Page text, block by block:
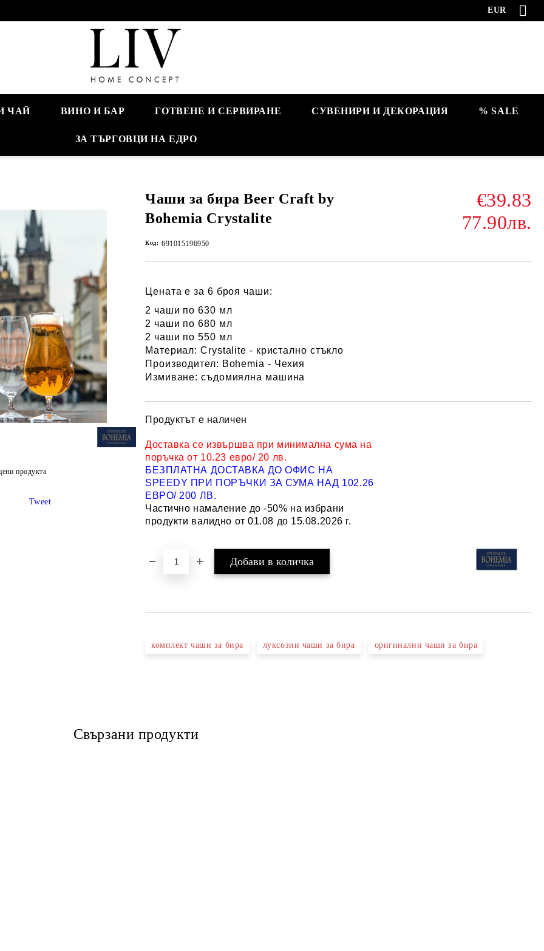
EUR
ЧАЙ ВИНО И БАР ГОТВЕНЕ И СЕРВИРАНЕ СУВЕНИРИ И ДЕКОРАЦИЯ % SALE
ЗА ТЪРГОВЦИ НА ЕДРО
Чаши за бира Beer Craft by
Bohemia Crystalite
€39.83
77.90лв.
Код: 691015196950
Цената е за 6 броя чаши:
2 чаши по 630 мл
2 чаши по 680 мл
2 чаши по 550 мл
Материал: Crystalite - кристално стъкло
Производител: Bohemia - Чехия
Измиване: съдомиялна машина
Продуктът е наличен
Доставка се извършва при минимална сума на
поръчка от 10.23 евро/ 20 лв.
БЕЗПЛАТНА ДОСТАВКА ДО ОФИС НА
SPEEDY ПРИ ПОРЪЧКИ ЗА СУМА НАД 102.26
ЕВРО/ 200 ЛВ.
Частично намаление до -50% на избрани
продукти валидно от 01.08 до 15.08.2026 г.
комплект чаши за бира луксозни чаши за бира оригинални чаши за бира
продукта
Tweet
Свързани продукти